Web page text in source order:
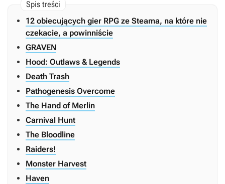
12 obiecujących gier RPG ze Steama, na które nie
czekacie, a powinniście
GRAVEN
Hood: Outlaws & Legends
Death Trash
Pathogenesis Overcome
The Hand of Merlin
Carnival Hunt
The Bloodline
Raiders!
Monster Harvest
Haven